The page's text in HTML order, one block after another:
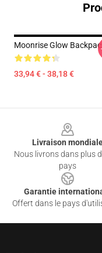
Moonrise Glow
33,94 € - 38,18 €
Livraison
Nous livrons dans plus
pays
Garantie
Offert dans le pays